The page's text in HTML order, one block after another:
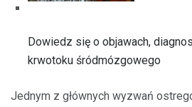
Dowiedz się o objawach,
krwotoku śródmózgowego
Jednym z głównych wyzwań